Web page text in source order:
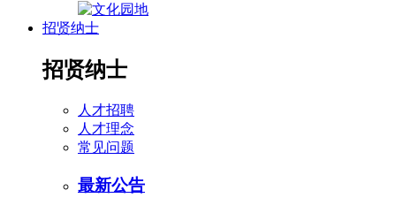
招贤纳士
招贤纳士
人才招聘
人才理念
常见问题
最新公告